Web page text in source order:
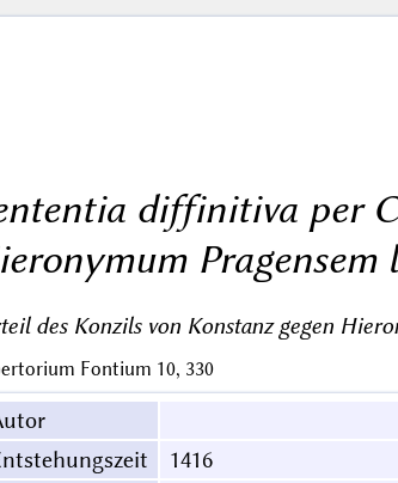
diffinitiva per
Pragensem
des Konzils von Konstanz gegen
Fontium 10, 330
1416